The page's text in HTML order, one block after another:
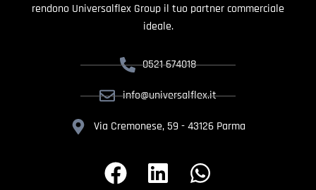
rendono Universalflex Group il tuo partner commerciale
ideale.
0521 674018
info@universalflex.it
Via Cremonese, 59 - 43126 Parma